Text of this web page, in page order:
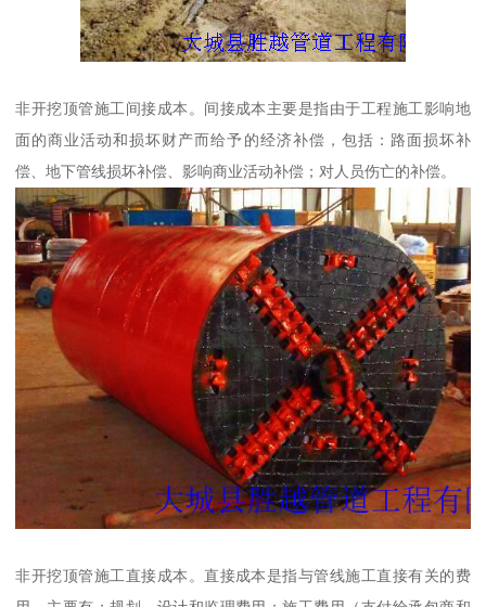
非开挖顶管施工间接成本。间接成本主要是指由于工程施工影响地
面的商业活动和损坏财产而给予的经济补偿，包括：路面损坏补
偿、地下管线损坏补偿、影响商业活动补偿；对人员伤亡的补偿。
非开挖顶管施工直接成本。直接成本是指与管线施工直接有关的费